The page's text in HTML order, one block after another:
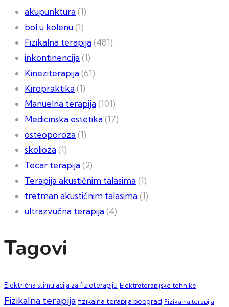
akupunktura(1)
bol u kolenu(1)
Fizikalna terapija(481)
inkontinencija(1)
Kineziterapija(61)
Kiropraktika(1)
Manuelna terapija(101)
Medicinska estetika(17)
osteoporoza(1)
skolioza(1)
Tecar terapija(2)
Terapija akustičnim talasima(1)
tretman akustičnim talasima(1)
ultrazvučna terapija(4)
Tagovi
Električna stimulacija za fizioterapiju Elektroterapijske tehnike
Fizikalna terapija fizikalna terapija beograd Fizikalna terapija